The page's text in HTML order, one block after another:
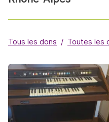
Tous les dons Toutes les